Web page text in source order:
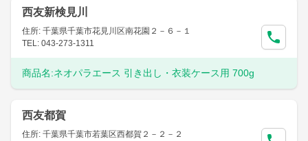
西友新検見川
住所: 千葉県千葉市花見川区南花園２－６－１
TEL: 043-273-1311
商品名:ネオパラエース 引き出し・衣装ケース用 700g
西友都賀
住所: 千葉県千葉市若葉区西都賀２－２－２